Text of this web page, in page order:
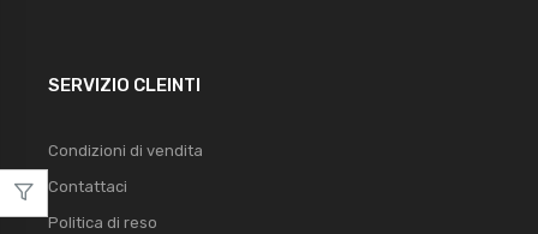
SERVIZIO CLEINTI
Condizioni di vendita
Contattaci
Politica di reso